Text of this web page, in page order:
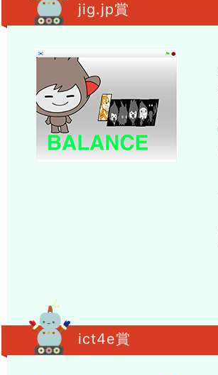
jig.jp賞
ict4e賞